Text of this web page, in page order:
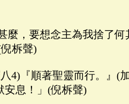
，要想念主為我捨了何
柝聲)
『順著聖靈而行。』(
安息！」(倪柝聲)